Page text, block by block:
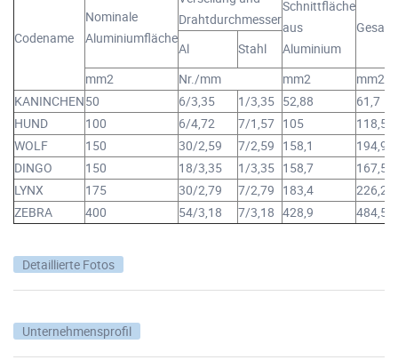
Codename
Nominale
Aluminiumfläche
Drahtdurchmesser
Schnittfläche
aus
Aluminium
Al
Stahl
mm2
Nr./mm mm2
mm2
KANINCHEN50 6/3,35 1/3,35 52,88
61,7
HUND
100 6/4,72 7/1,57 105
118,5
WOLF
150 30/2,59 7/2,59 158,1
194,9
DINGO
150 18/3,35 1/3,35 158,7
167,5
LYNX
175 30/2,79 7/2,79 183,4
226,2
ZEBRA
400 54/3,18 7/3,18 428,9 484,5
Detaillierte Fotos
Unternehmensprofil